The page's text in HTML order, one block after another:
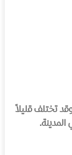
تختلف قليلاً